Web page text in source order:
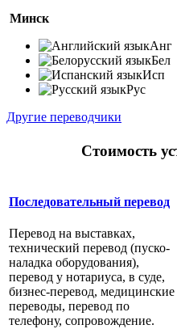
Минск
Анг
Бел
Исп
Рус
Другие переводчики
Стоимость
Последовательный перевод
Перевод на выставках,
технический перевод (пуско-
наладка оборудования),
перевод у нотариуса, в суде,
бизнес-перевод, медицинские
переводы, перевод по
телефону, сопровождение.